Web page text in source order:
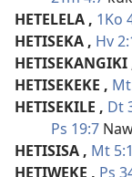
HETELELA , 1Ko
HETISEKA , Hv
HETISEKANGIKI
HETISEKEKE ,
HETISEKILE , Dt
Ps 19:7
HETISISA , Mt
HETIWEKE , Ps